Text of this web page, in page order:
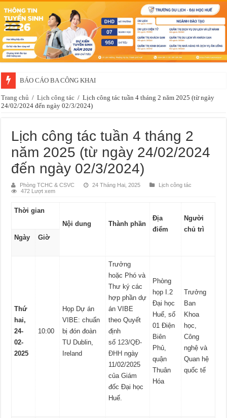
BÁO CÁO BA CÔNG KHAI
Trang chủ / Lịch công tác / Lịch công tác tuần 4 tháng 2 năm 2025 (từ ngày
24/02/2024 đến ngày 02/3/2024)
Lịch công tác tuần 4 tháng 2
năm 2025 (từ ngày 24/02/2024
đến ngày 02/3/2024)
Phòng TCHC & CSVC 24 Tháng Hai, 2025
Lịch công tác
472 Lượt xem
Thời gian
Nội dung
Thành phần
Địa
điểm
Người
chủ trì
Ngày
Giờ
Thứ
hai,
24-
02-
2025
10:00
Họp Dự án
VIBE: chuẩn
bị đón đoàn
TU Dublin,
Ireland
Trưởng
hoặc Phó và
Thư ký các
hợp phần dự
án VIBE
theo Quyết
định
số 123/QĐ-
ĐHH ngày
11/02/2025
của Giám
đốc Đại học
Huế.
Phòng
họp I.2
Đại học
Huế, số
01 Điện
Biên
Phủ,
quận
Thuân
Hóa
Trưởng
Ban
Khoa
học,
Công
nghệ và
Quan hệ
quốc tế